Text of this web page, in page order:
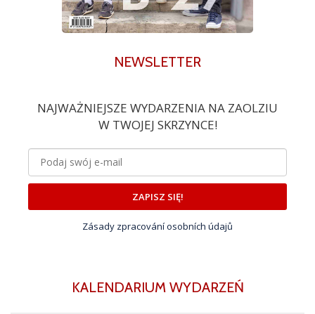
NEWSLETTER
NAJWAŻNIEJSZE WYDARZENIA NA ZAOLZIU
W TWOJEJ SKRZYNCE!
ZAPISZ SIĘ!
Zásady zpracování osobních údajů
KALENDARIUM WYDARZEŃ